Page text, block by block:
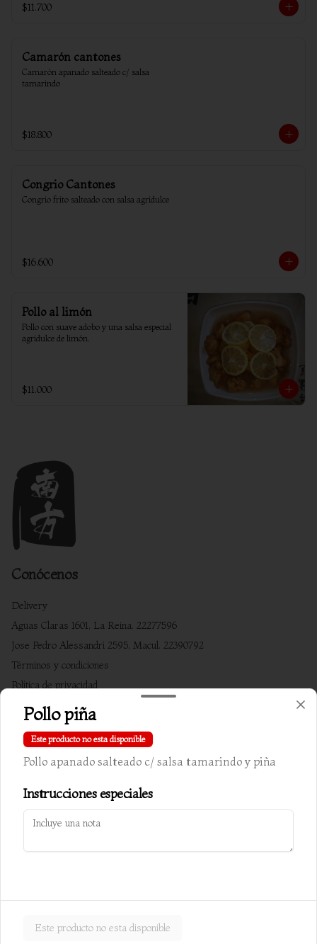
$11.700
Camarón cantones
Camarón apanado salteado c/ salsa
tamarindo
$18.800
Congrio Cantones
Congrio frito salteado con salsa agridulce
$16.600
Pollo al limón
Pollo con suave adobo y una salsa especial
agridulce de limón.
$11.000
Conócenos
Delivery
Aguas Claras 1601, La Reina. 22277596
Jose Pedro Alessandri 2595, Macul. 22390792
Términos y condiciones
Política de privacidad
Redes sociales
Instagram
Facebook
Mi cuenta
Iniciar sesión
Pollo piña
Este producto no esta disponible
Pollo apanado salteado c/ salsa tamarindo y piña
Instrucciones especiales
Este producto no esta disponible